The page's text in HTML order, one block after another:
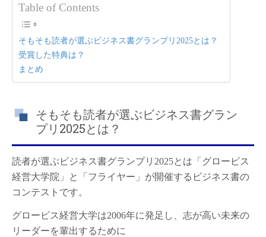
Table of Contents
そもそも読者が選ぶビジネス書グランプリ2025とは？
受賞した特典は？
まとめ
そもそも読者が選ぶビジネス書グラン
プリ2025とは？
読者が選ぶビジネス書グランプリ2025とは「グロービス
経営大学院」と「フライヤー」が開催するビジネス書の
コンテストです。
グロービス経営大学は2006年に発足し、志が高い未来の
リーダーを輩出するために